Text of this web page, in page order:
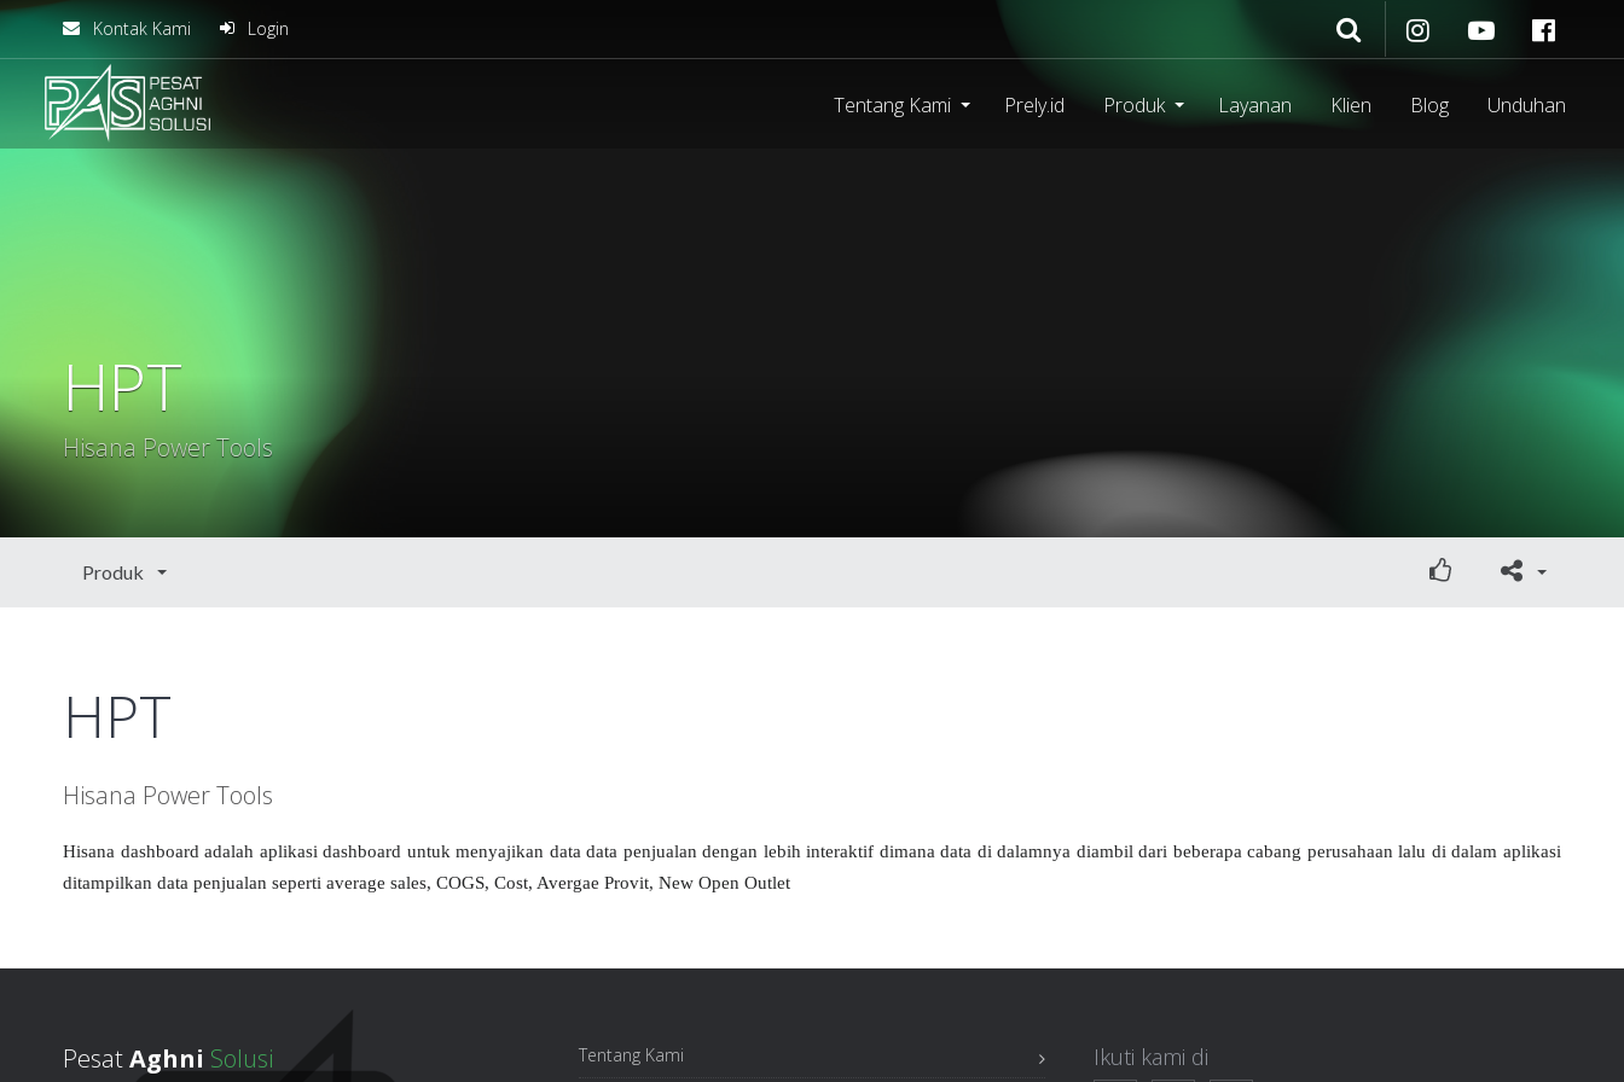
Kontak Kami Login
solusiteknis
Tentang Kami Prely.id Produk Layanan Klien Blog Unduhan
HPT
Hisana Power Tools
Produk
HPT
Hisana Power Tools
Hisana dashboard adalah aplikasi dashboard untuk menyajikan data data penjualan dengan lebih interaktif dimana data di dalamnya diambil dari beberapa cabang perusahaan lalu di dalam aplikasi
ditampilkan data penjualan seperti average sales, COGS, Cost, Avergae Provit, New Open Outlet
PesatAghni Solusi Tentang Kami Ikuti kami di